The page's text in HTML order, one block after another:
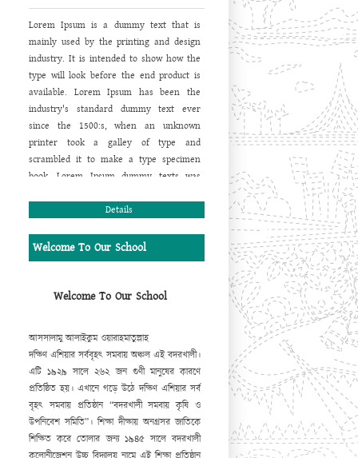
Lorem Ipsum is a dummy text that is
mainly used by the printing and design
industry. It is intended to show how the
type will look before the end product is
available. Lorem Ipsum has been the
industry's standard dummy text ever
since the 1500:s, when an unknown
printer took a galley of type and
scrambled it to make a type specimen
book. Lorem Ipsum dummy texts was
sheets in different sizes and typefaces
computers came along, Aldus included
lorem ipsum in its PageMaker publishing
designers, content designers, art
daily when using programs such as
Adobe Photoshop, Paint Shop Pro,
Dreamweaver, FrontPage, PageMaker,
FrameMaker, Illustrator, Flash, Indesign
etc.
Lorem Ipsum is a dummy text that is
mainly used by the printing and design
Details
Welcome To Our School
Welcome To Our School
আসসালামু আলাইকুম ওয়ারাহমাতুল্লাহ
দক্ষিণ এশিয়ার সর্ববৃহৎ সমবায় অঞ্চল এই বদরখালী।
এটি ১৯২৯ সালে ২৬২ জন গুণী মানুষের কারণে
প্রতিষ্ঠিত হয়। এখানে গড়ে উঠে দক্ষিণ এশিয়ার সর্ব
বৃহৎ সমবায় প্রতিষ্ঠান “বদরখালী সমবায় কৃষি ও
উপনিবেশ সমিতি”। শিক্ষা দীক্ষায় অনগ্রসর জাতিকে
শিক্ষিত করে তোলার জন্য ১৯৪৫ সালে বদরখালী